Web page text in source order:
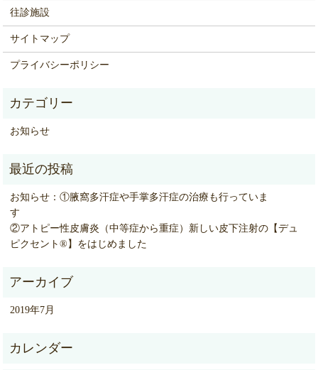
往診施設
サイトマップ
プライバシーポリシー
お知らせ
お知らせ：①腋窩多汗症や手掌多汗症の治療も行っていま
②アトピー性皮膚炎（中等症から重症）新しい皮下注射の【デュ
ピクセント®】をはじめました
2019年7月